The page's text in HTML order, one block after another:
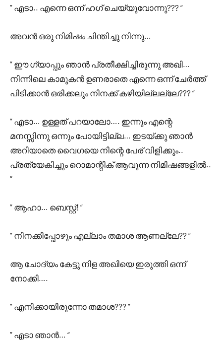
” എടാ.. എന്നെ ഒന്ന് ഹഗ് ചെയ്യുവോന്നു??? “
അവൻ ഒരു നിമിഷം ചിന്തിച്ചു നിന്നു…
” ഈ ഗ്യാപ്പും ഞാൻ പ്രതീക്ഷിച്ചിരുന്നു അഖി…
നിന്നിലെ കാമുകൻ ഉണരാതെ എന്നെ ഒന്ന് ചേർത്ത്
പിടിക്കാൻ ഒരിക്കലും നിനക്ക് കഴിയില്ലല്ലേ??? “
” എടാ… ഉള്ളത് പറയാലോ…. ഇന്നും എന്റെ
മനസ്സിന്നു ഒന്നും പോയിട്ടില്ല… ഇടയ്ക്കു ഞാൻ
അറിയാതെ വൈഗയെ നിന്റെ പേര് വിളിക്കും..
പ്രത്യേകിച്ചും റൊമാന്റിക് ആവുന്ന നിമിഷങ്ങളിൽ..
“
” ആഹാ… ബെസ്റ്റ്! “
” നിനക്കിപ്പോഴും എല്ലാം തമാശ ആണല്ലേ?? “
ആ ചോദ്യം കേട്ടു നിള അഖിയെ ഇരുത്തി ഒന്ന്
നോക്കി….
” എനിക്കായിരുന്നോ തമാശ??? “
” എടാ ഞാൻ… “